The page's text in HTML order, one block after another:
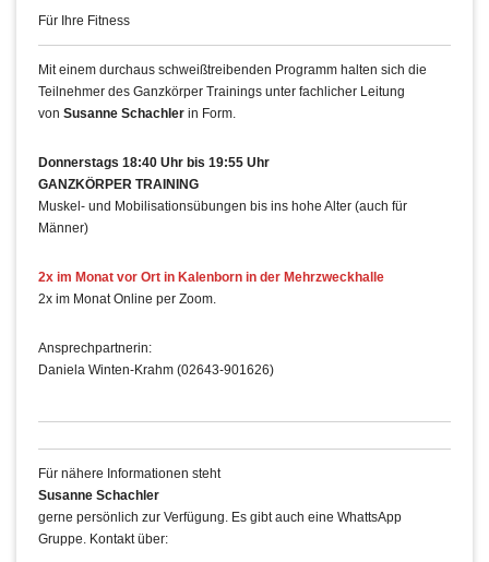
Für Ihre Fitness
Mit einem durchaus schweißtreibenden Programm halten sich die
Teilnehmer des Ganzkörper Trainings unter fachlicher Leitung
von Susanne Schachler in Form.
Donnerstags 18:40 Uhr bis 19:55 Uhr
GANZKÖRPER TRAINING
Muskel- und Mobilisationsübungen bis ins hohe Alter (auch für
Männer)
2x im Monat vor Ort in Kalenborn in der Mehrzweckhalle
2x im Monat Online per Zoom.
Ansprechpartnerin:
Daniela Winten-Krahm (02643-901626)
Für nähere Informationen steht
Susanne Schachler
gerne persönlich zur Verfügung. Es gibt auch eine WhattsApp
Gruppe. Kontakt über: